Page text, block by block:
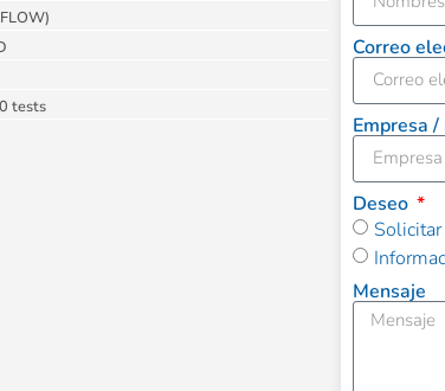
tests
Correo
Empresa
Deseo
Mensaje